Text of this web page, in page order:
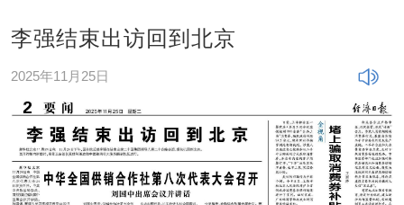
李强结束出访回到北京
2025年11月25日